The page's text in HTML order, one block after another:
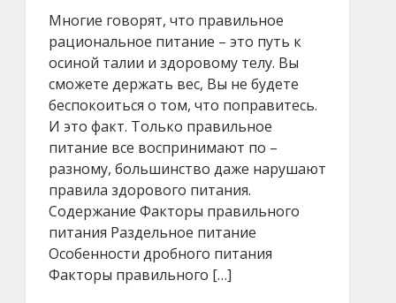
Многие говорят, что правильное
рациональное питание – это путь к
осиной талии и здоровому телу. Вы
сможете держать вес, Вы не будете
беспокоиться о том, что поправитесь.
И это факт. Только правильное
питание все воспринимают по –
разному, большинство даже нарушают
правила здорового питания.
Содержание Факторы правильного
питания Раздельное питание
Особенности дробного питания
Факторы правильного […]